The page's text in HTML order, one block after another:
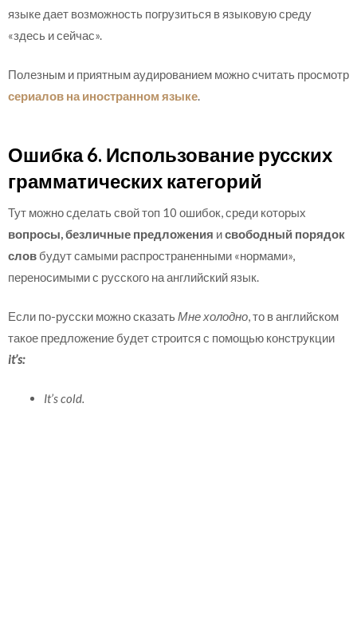
языке дает возможность погрузиться в языковую среду
«здесь и сейчас».
Полезным и приятным аудированием можно считать просмотр
сериалов на иностранном языке.
Ошибка 6. Использование русских
грамматических категорий
Тут можно сделать свой топ 10 ошибок, среди которых
вопросы, безличные предложения исвободный порядок
слов будут самыми распространенными «нормами»,
переносимыми с русского на английский язык.
Если по-русски можно сказатьМне холодно, то в английском
такое предложение будет строится с помощью конструкции
it’s:
It’s cold.